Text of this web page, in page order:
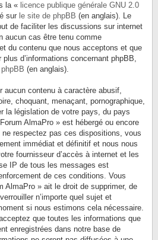
la « licence publique générale GNU 2.0
sur le site de phpBB (en anglais). Le
de faciliter les discussions sur internet
aucun cas être tenu comme
du contenu que nous acceptons et que
d’informations concernant phpBB,
(en anglais).
aucun contenu à caractère abusif,
choquant, menaçant, pornographique,
la législation de votre pays, du pays
AlmaPro » est hébergé ou encore
ne respectez pas ces dispositions, vous
immédiat et définitif et nous nous
fournisseur d’accès à internet et les
IP de tous les messages est
de ces conditions. Vous
AlmaPro » ait le droit de supprimer, de
n’importe quel sujet et
si nous estimons cela nécessaire.
que toutes les informations que
enregistrées dans notre base de